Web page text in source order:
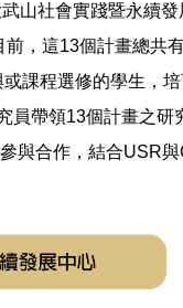
山社會實踐暨永續
，這13個計畫總共
課程選修的學生，
帶領13個計畫之
與合作，結合USR